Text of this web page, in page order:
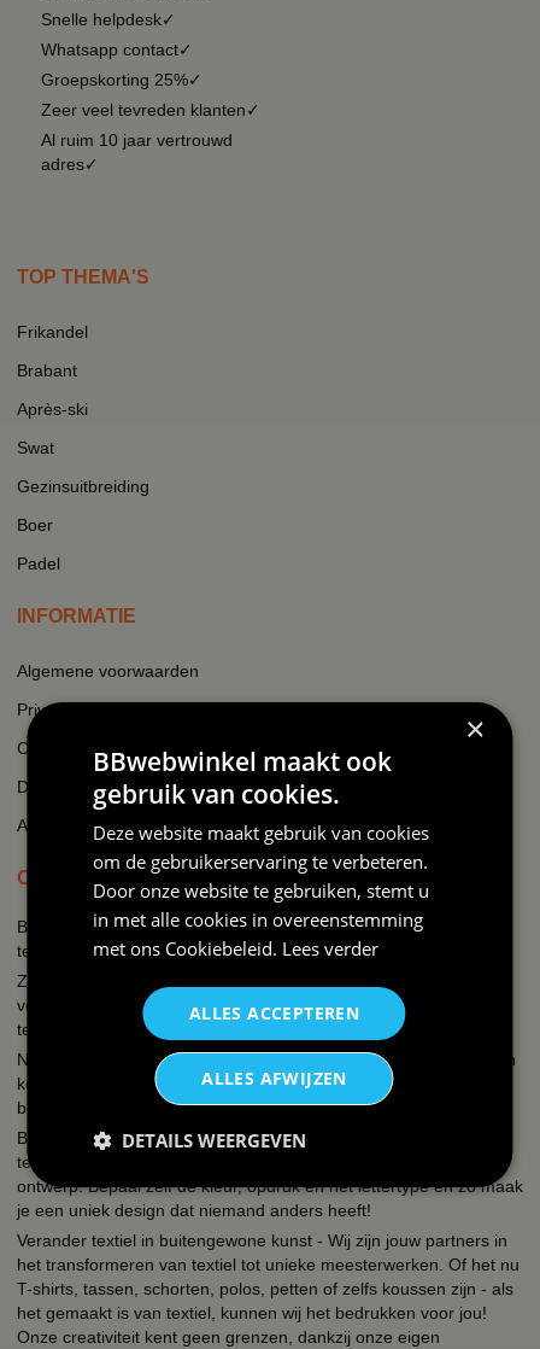
Snelle helpdesk✓
Whatsapp contact✓
Groepskorting 25%✓
Zeer veel tevreden klanten✓
Al ruim 10 jaar vertrouwd
adres✓
TOP THEMA'S
Frikandel
Brabant
Après-ski
Swat
Gezinsuitbreiding
Boer
Padel
INFORMATIE
Algemene voorwaarden
Privacy
Cookie beleid
Disclaimer
AI-transparantieverklaring
OVER BBWEBWINKEL.NL
BBwebwinkel is een webshop die zich richt op alles wat met feest
te maken heeft en bedrukking van textiel en keramiek!
Zo kun je bij ons terecht voor een uitgebreid assortiment
verkleedkleding kostuums, brillen, fun t-shirts, hoeden, mokken,
tegeltjes, petjes, schorten.
Naast de verkleedkleding hebben wij een eigen textieldrukkerij en
keramiekdrukkerij. Een grappige tekst, een slogan, een quote je
bedrijfslogo, een naam, foto of een unieke print?
Bij ons kun je simpel en snel kleding bedrukken, mokken, petjes,
tegeltjes, schorten, hoodies, polos, sweaters etc. met een eigen
ontwerp. Bepaal zelf de kleur, opdruk en het lettertype en zo maak
je een uniek design dat niemand anders heeft!
Verander textiel in buitengewone kunst - Wij zijn jouw partners in
het transformeren van textiel tot unieke meesterwerken. Of het nu
T-shirts, tassen, schorten, polos, petten of zelfs koussen zijn - als
het gemaakt is van textiel, kunnen wij het bedrukken voor jou!
Onze creativiteit kent geen grenzen, dankzij onze eigen
×
BBwebwinkel maakt ook
gebruik van cookies.
Deze website maakt gebruik van cookies
om de gebruikerservaring te verbeteren.
Door onze website te gebruiken, stemt u
in met alle cookies in overeenstemming
met ons Cookiebeleid. Lees verder
ALLES ACCEPTEREN
ALLES AFWIJZEN
DETAILS WEERGEVEN